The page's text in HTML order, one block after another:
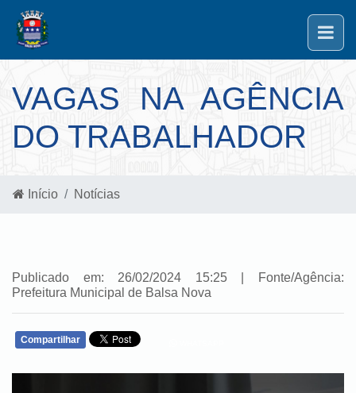
VAGAS NA AGÊNCIA
DO TRABALHADOR
Início Notícias
Publicado em: 26/02/2024 15:25 | Fonte/Agência:
Prefeitura Municipal de Balsa Nova
Compartilhar